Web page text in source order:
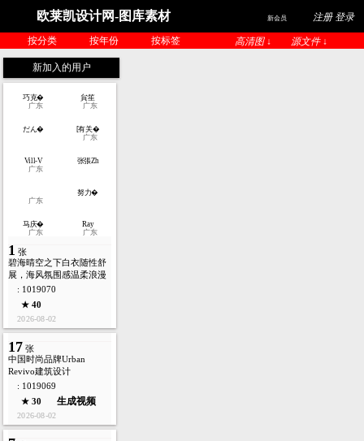
欧莱凯设计网-图库素材 新会员 注册 登录
按分类 按年份 按标签 高清图 ↓ 源文件 ↓
新加入的用户
巧克�
广东
貟笙
广东
だん�
[有关�
广东
Vill-V
广东
张張Zh
广东
努力�
马庆�
广东
Ray
广东
1 张
碧海晴空之下白衣随性舒
展，海风氛围感温柔浪漫
: 1019070
★ 40
2026-08-02
17 张
中国时尚品牌Urban
Revivo建筑设计
: 1019069
★ 30
生成视频
2026-08-02